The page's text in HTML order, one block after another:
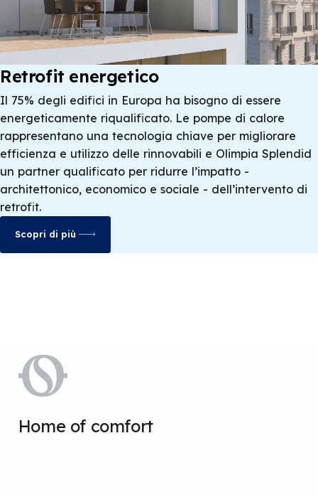
Retrofit energetico
Il 75% degli edifici in Europa ha bisogno di essere
energeticamente riqualificato. Le pompe di calore
rappresentano una tecnologia chiave per migliorare
efficienza e utilizzo delle rinnovabili e Olimpia Splendid
un partner qualificato per ridurre l’impatto -
architettonico, economico e sociale - dell’intervento di
retrofit.
Scopri di più
Home of comfort